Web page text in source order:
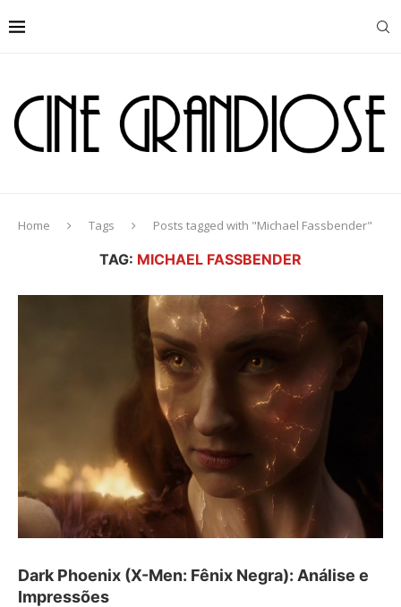
Home Tags Posts tagged with "Michael Fassbender"
TAG: MICHAEL FASSBENDER
Dark Phoenix (X-Men: Fênix Negra): Análise e
Impressões